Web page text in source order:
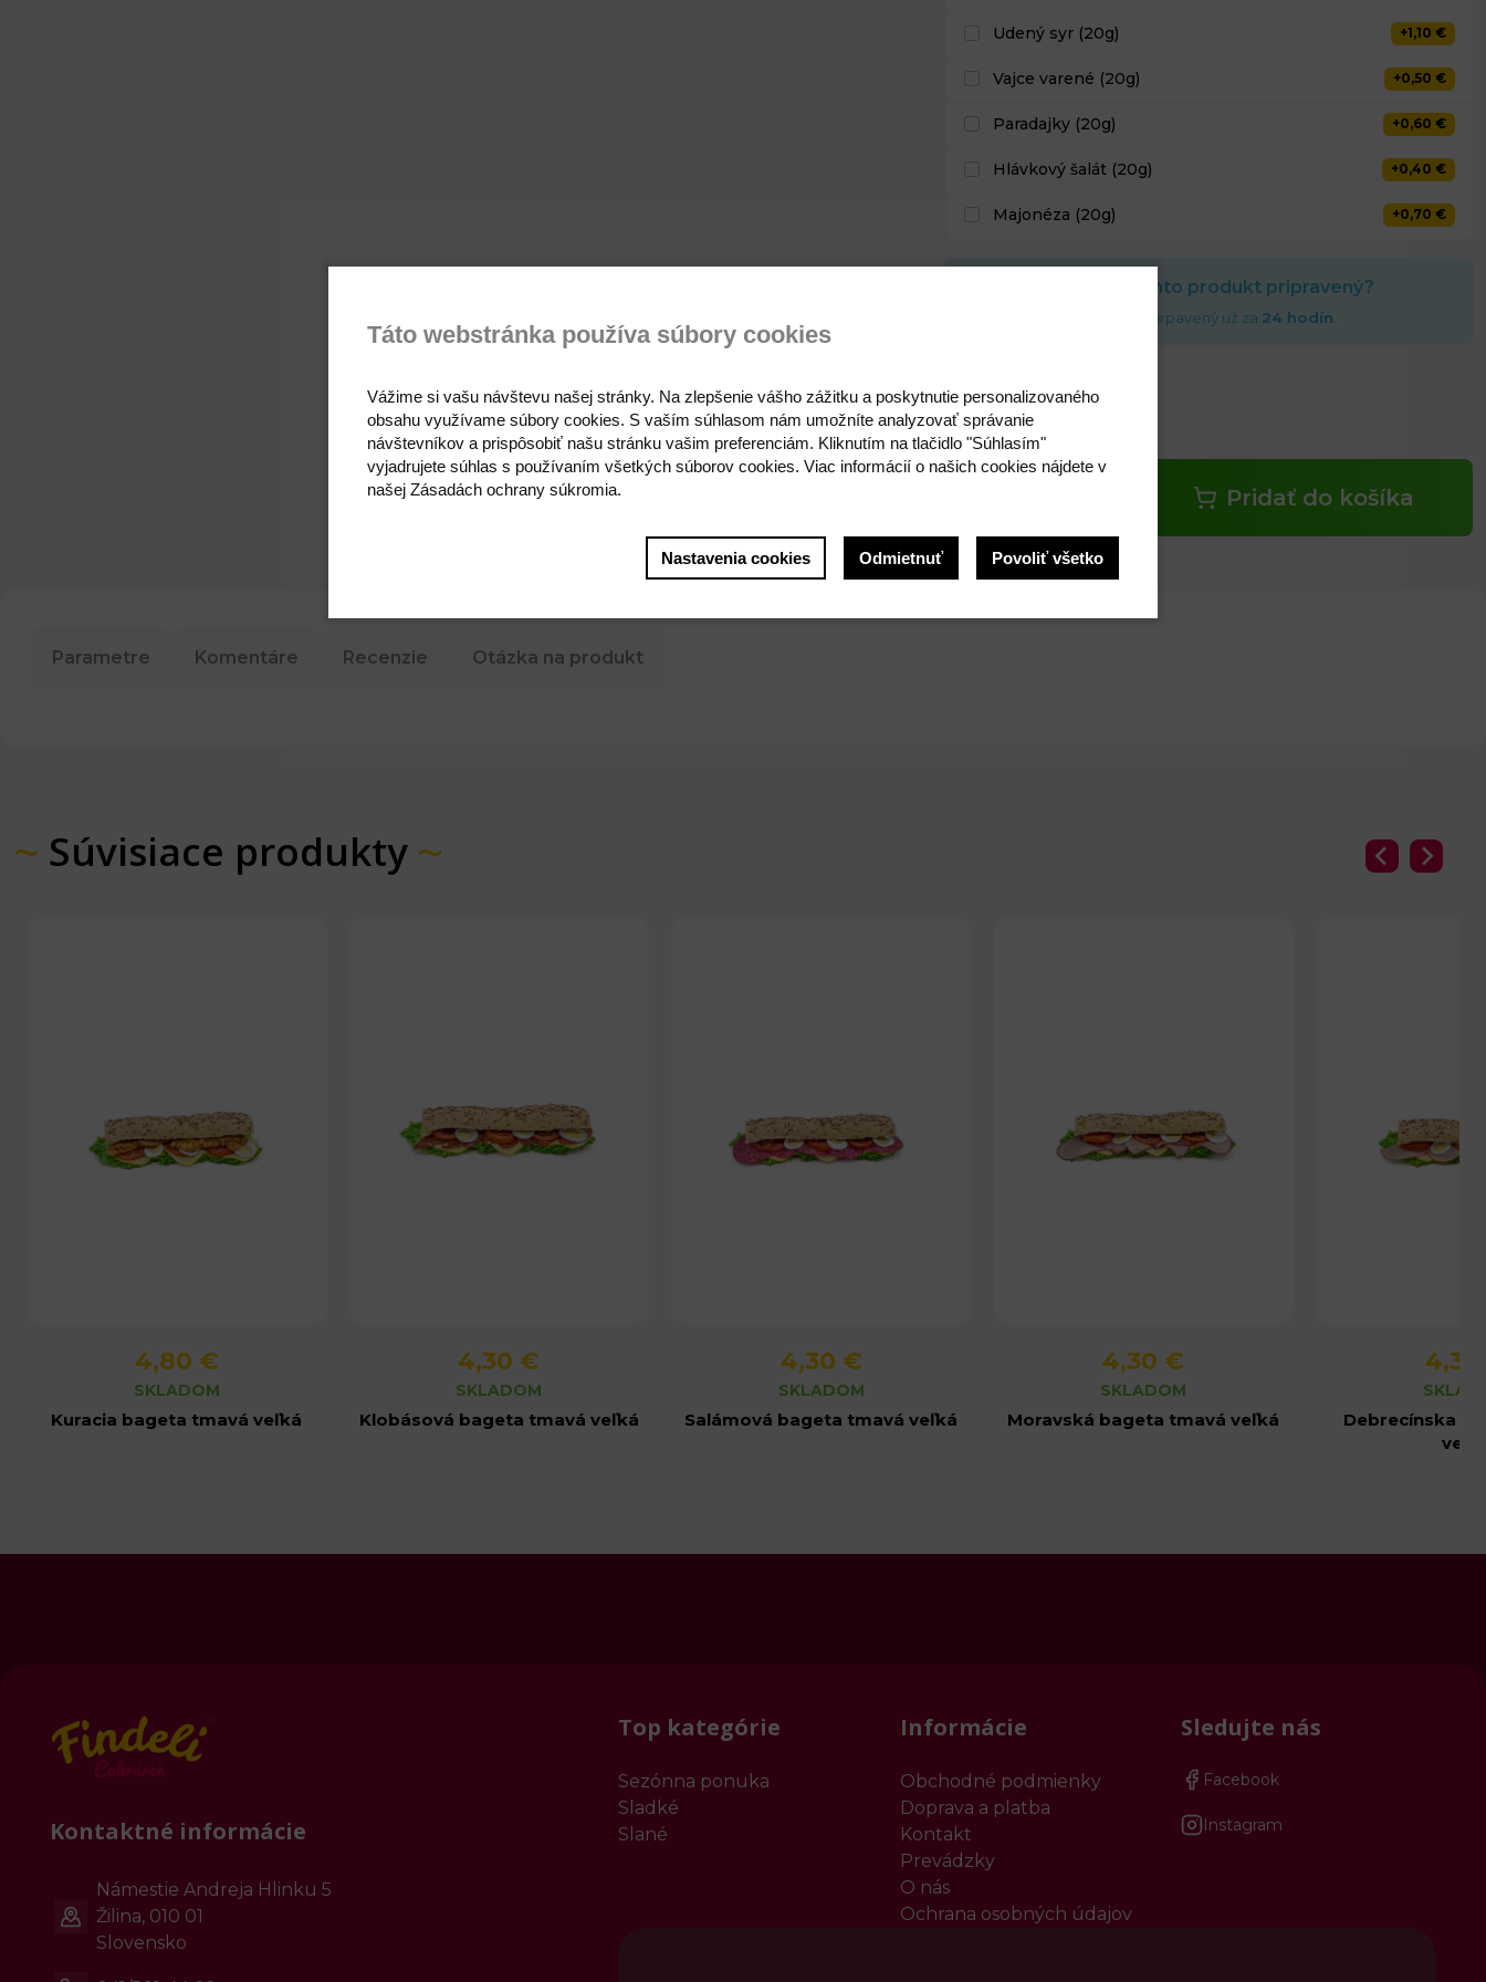
Udený syr (20g) +1,10 €
Vajce varené (20g) +0,50 €
Paradajky (20g) +0,60 €
Hlávkový šalát (20g) +0,40 €
Majonéza (20g) +0,70 €
Kedy môže byť tento produkt pripravený?
Tento produkt môže byť prirpavený už za 24 hodín
4,30 €
Pridať do košíka
Parametre Komentáre Recenzie Otázka na produkt
Súvisiace produkty
Detail produktu
4,80 €
SKLADOM
Kuracia bageta tmavá veľká
Detail produktu
4,30 €
SKLADOM
Klobásová bageta tmavá veľká
Detail produktu
4,30 €
SKLADOM
Salámová bageta tmavá veľká
Detail produktu
4,30 €
SKLADOM
Moravská bageta tmavá veľká
Detail
Debrecínska
Kontaktné informácie
Námestie Andreja Hlinku 5
Žilina, 010 01
Slovensko
Top kategórie
Sezónna ponuka
Sladké
Slané
Informácie
Obchodné podmienky
Doprava a platba
Kontakt
Prevádzky
O nás
Ochrana osobných údajov
Sledujte nás
Facebook
Instagram
Táto webstránka používa súbory cookies
Vážime si vašu návštevu našej stránky. Na zlepšenie vášho zážitku a poskytnutie personalizovaného
obsahu využívame súbory cookies. S vaším súhlasom nám umožníte analyzovať správanie
návštevníkov a prispôsobiť našu stránku vašim preferenciám. Kliknutím na tlačidlo "Súhlasím"
vyjadrujete súhlas s používaním všetkých súborov cookies. Viac informácií o našich cookies nájdete v
našej Zásadách ochrany súkromia.
Nastavenia cookies Odmietnuť Povoliť všetko